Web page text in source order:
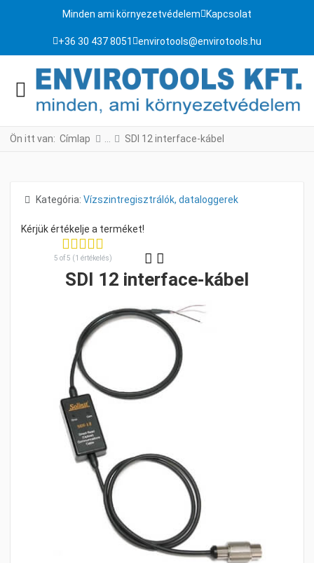
Minden ami környezetvédelem Kapcsolat
+36 30 437 8051 envirotools@envirotools.hu
Ön itt van: Címlap SDI 12 interface-kábel
Részletek
Kategória: Vízszintregisztrálók, dataloggerek
5 of 5 (1 értékelés)
SDI 12 interface-kábel